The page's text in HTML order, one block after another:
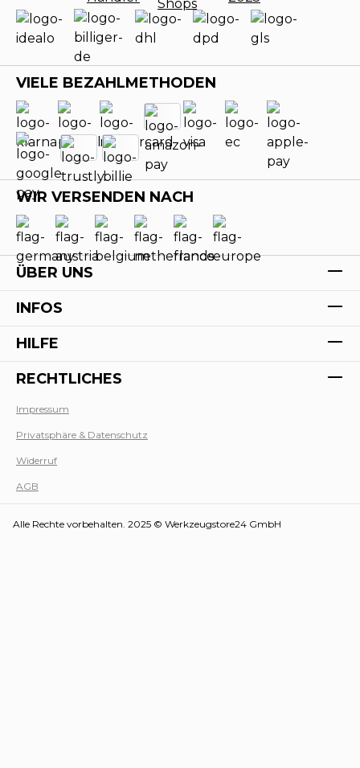
VIELE BEZAHLMETHODEN
WIR VERSENDEN NACH
ÜBER UNS
INFOS
HILFE
RECHTLICHES
Impressum
Privatsphäre & Datenschutz
Widerruf
AGB
Alle Rechte vorbehalten. 2025 © Werkzeugstore24 GmbH